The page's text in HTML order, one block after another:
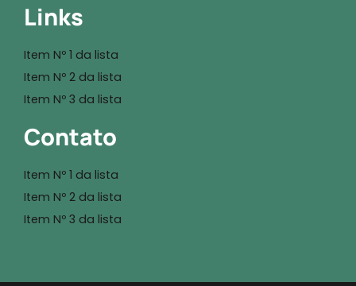
Links
Item Nº 1 da lista
Item Nº 2 da lista
Item Nº 3 da lista
Contato
Item Nº 1 da lista
Item Nº 2 da lista
Item Nº 3 da lista